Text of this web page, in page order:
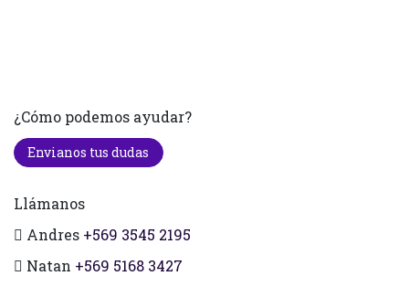
¿Cómo podemos ayudar?
Envianos tus dudas
Llámanos
Andres +569 3545 2195
Natan +569 5168 3427